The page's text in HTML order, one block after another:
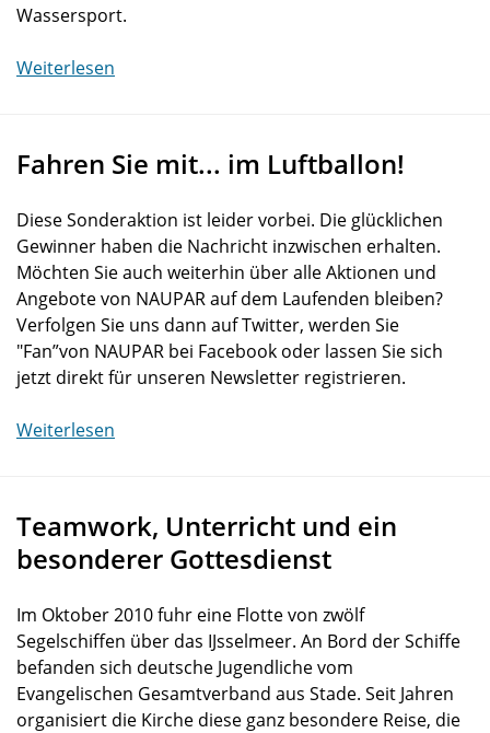
Wassersport.
Weiterlesen
Fahren Sie mit... im Luftballon!
Diese Sonderaktion ist leider vorbei. Die glücklichen
Gewinner haben die Nachricht inzwischen erhalten.
Möchten Sie auch weiterhin über alle Aktionen und
Angebote von NAUPAR auf dem Laufenden bleiben?
Verfolgen Sie uns dann auf Twitter, werden Sie
"Fan”von NAUPAR bei Facebook oder lassen Sie sich
jetzt direkt für unseren Newsletter registrieren.
Weiterlesen
Teamwork, Unterricht und ein
besonderer Gottesdienst
Im Oktober 2010 fuhr eine Flotte von zwölf
Segelschiffen über das IJsselmeer. An Bord der Schiffe
befanden sich deutsche Jugendliche vom
Evangelischen Gesamtverband aus Stade. Seit Jahren
organisiert die Kirche diese ganz besondere Reise, die